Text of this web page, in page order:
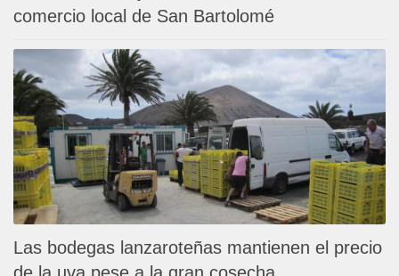
comercio local de San Bartolomé
Las bodegas lanzaroteñas mantienen el precio